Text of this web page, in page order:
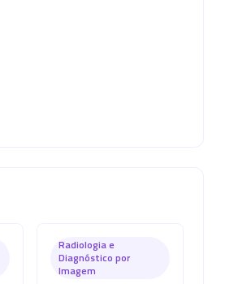
Radiologia e
Diagnóstico por
Imagem